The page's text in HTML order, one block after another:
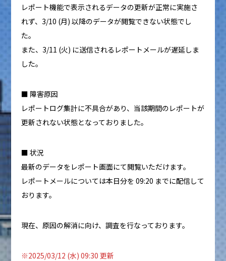
レポート機能で表示されるデータの更新が正常に実施さ
れず、3/10 (月) 以降のデータが閲覧できない状態でし
た。
また、3/11 (火) に送信されるレポートメールが遅延しま
した。
■ 障害原因
レポートログ集計に不具合があり、当該期間のレポートが
更新されない状態となっておりました。
■ 状況
最新のデータをレポート画面にて閲覧いただけます。
レポートメールについては本日分を 09:20 までに配信して
おります。
現在、原因の解消に向け、調査を行なっております。
※2025/03/12 (水) 09:30 更新